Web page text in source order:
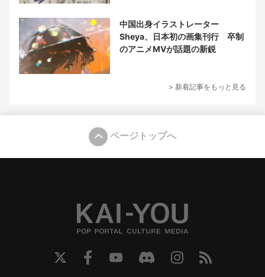
中国出身イラストレーター
Sheya、日本初の画集刊行 卒制
のアニメMVが話題の新鋭
> 新着記事をもっと見る
ページトップへ